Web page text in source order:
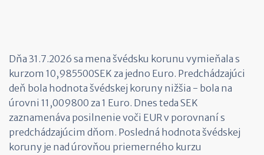
Dňa 31.7.2026 sa mena švédsku korunu vymieňala s
kurzom 10,985500SEK za jedno Euro. Predchádzajúci
deň bola hodnota švédskej koruny nižšia - bola na
úrovni 11,009800 za 1 Euro. Dnes teda SEK
zaznamenáva posilnenie voči EUR v porovnaní s
predchádzajúcim dňom. Posledná hodnota švédskej
koruny je nad úrovňou priemerného kurzu